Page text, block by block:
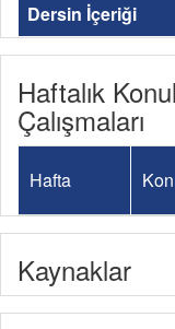
Dersin İçeriği
Haftalık
Çalışmaları
Hafta
Kaynaklar